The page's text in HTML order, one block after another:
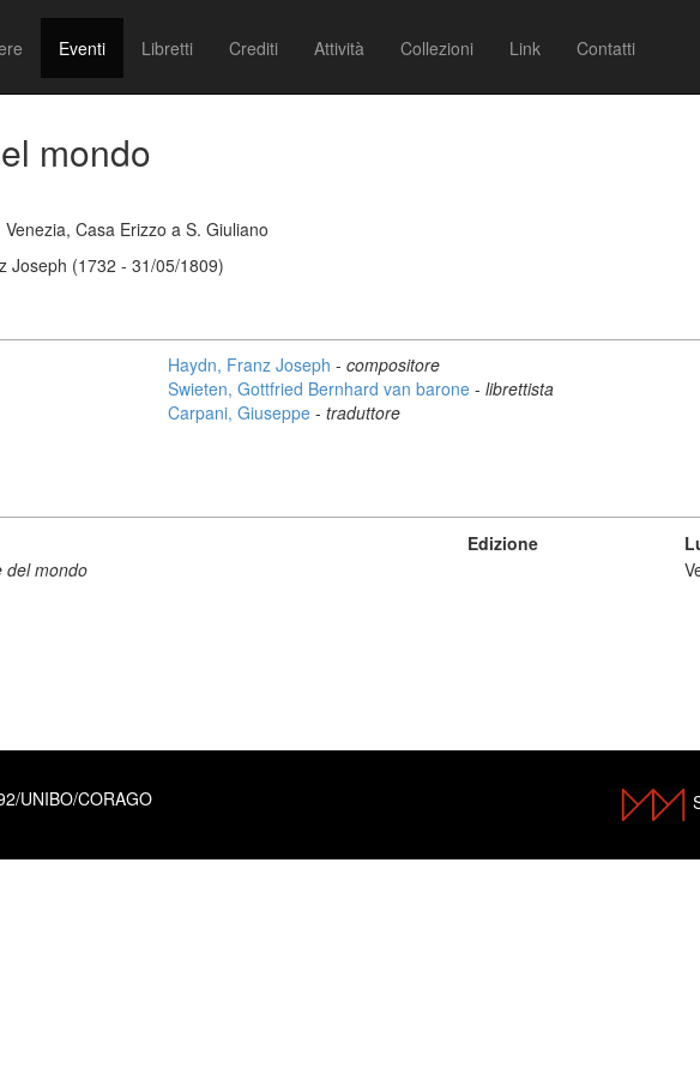
Eventi Libretti Crediti Attività Collezioni Link Contatti
mondo
Casa Erizzo a S. Giuliano
Joseph (1732 - 31/05/1809)
Haydn, Franz Joseph - compositore
Swieten, Gottfried Bernhard van barone - librettista
Carpani, Giuseppe - traduttore
Edizione
del mondo
UNIBO/CORAGO